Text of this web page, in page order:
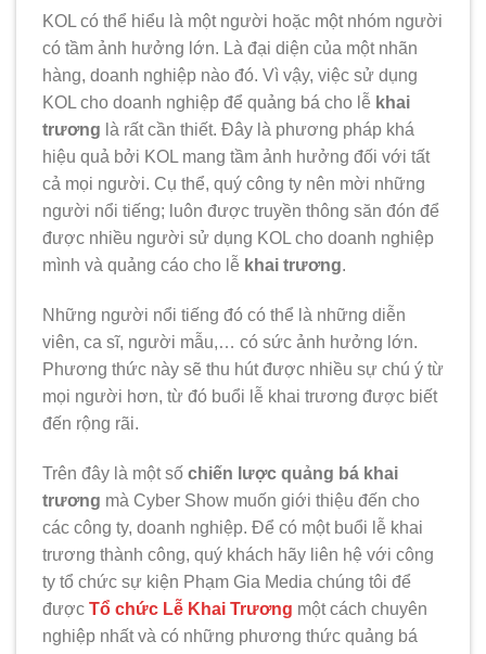
KOL có thể hiểu là một người hoặc một nhóm người
có tầm ảnh hưởng lớn. Là đại diện của một nhãn
hàng, doanh nghiệp nào đó. Vì vậy, việc sử dụng
KOL cho doanh nghiệp để quảng bá cho lễ khai
trương là rất cần thiết. Đây là phương pháp khá
hiệu quả bởi KOL mang tầm ảnh hưởng đối với tất
cả mọi người. Cụ thể, quý công ty nên mời những
người nổi tiếng; luôn được truyền thông săn đón để
được nhiều người sử dụng KOL cho doanh nghiệp
mình và quảng cáo cho lễ khai trương.
Những người nổi tiếng đó có thể là những diễn
viên, ca sĩ, người mẫu,… có sức ảnh hưởng lớn.
Phương thức này sẽ thu hút được nhiều sự chú ý từ
mọi người hơn, từ đó buổi lễ khai trương được biết
đến rộng rãi.
Trên đây là một số chiến lược quảng bá khai
trương mà Cyber Show muốn giới thiệu đến cho
các công ty, doanh nghiệp. Để có một buổi lễ khai
trương thành công, quý khách hãy liên hệ với công
ty tổ chức sự kiện Phạm Gia Media chúng tôi để
được Tổ chức Lễ Khai Trương một cách chuyên
nghiệp nhất và có những phương thức quảng bá